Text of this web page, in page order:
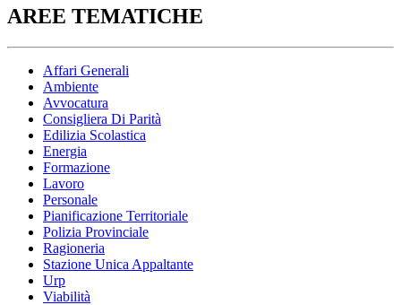
AREE TEMATICHE
Affari Generali
Ambiente
Avvocatura
Consigliera Di Parità
Edilizia Scolastica
Energia
Formazione
Lavoro
Personale
Pianificazione Territoriale
Polizia Provinciale
Ragioneria
Stazione Unica Appaltante
Urp
Viabilità